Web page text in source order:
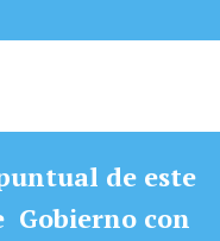
de este
Gobierno con